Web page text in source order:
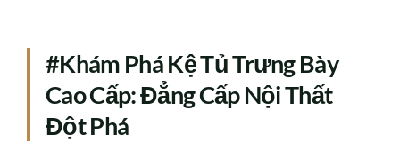
#Khám Phá Kệ Tủ Trưng Bày
Cao Cấp: Đẳng Cấp Nội Thất
Đột Phá